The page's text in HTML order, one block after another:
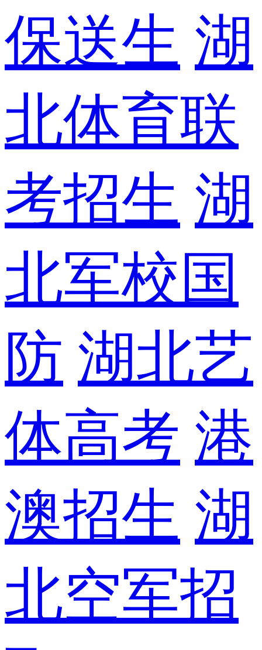
保送生 湖
北体育联
考招生 湖
北军校国
防 湖北艺
体高考 港
澳招生 湖
北空军招